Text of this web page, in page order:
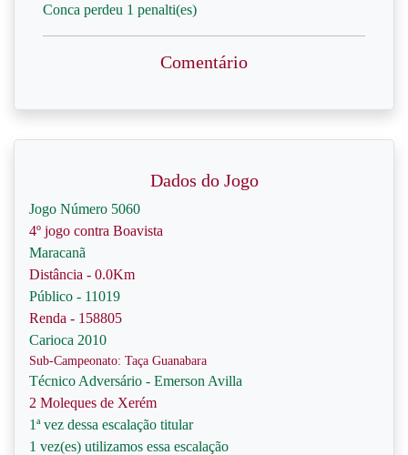
Conca perdeu 1 penalti(es)
Comentário
Dados do Jogo
Jogo Número 5060
4º jogo contra Boavista
Maracanã
Distância - 0.0Km
Público - 11019
Renda - 158805
Carioca 2010
Sub-Campeonato: Taça Guanabara
Técnico Adversário - Emerson Avilla
2 Moleques de Xerém
1ª vez dessa escalação titular
1 vez(es) utilizamos essa escalação